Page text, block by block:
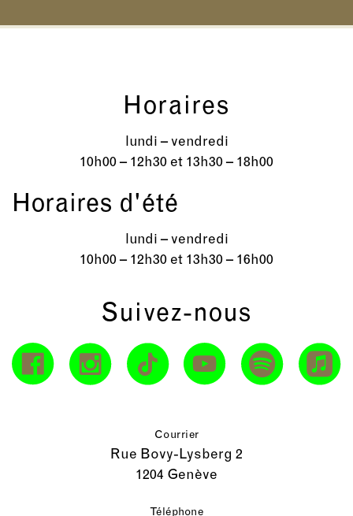
Horaires
lundi – vendredi
10h00 – 12h30 et 13h30 – 18h00
Horaires d'été
lundi – vendredi
10h00 – 12h30 et 13h30 – 16h00
Suivez-nous
Courrier
Rue Bovy-Lysberg 2
1204 Genève
Téléphone